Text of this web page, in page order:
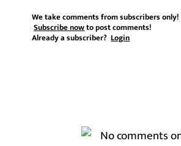
We take comments from subscribers only!
Subscribe nowto post comments!
Already a subscriber?Login